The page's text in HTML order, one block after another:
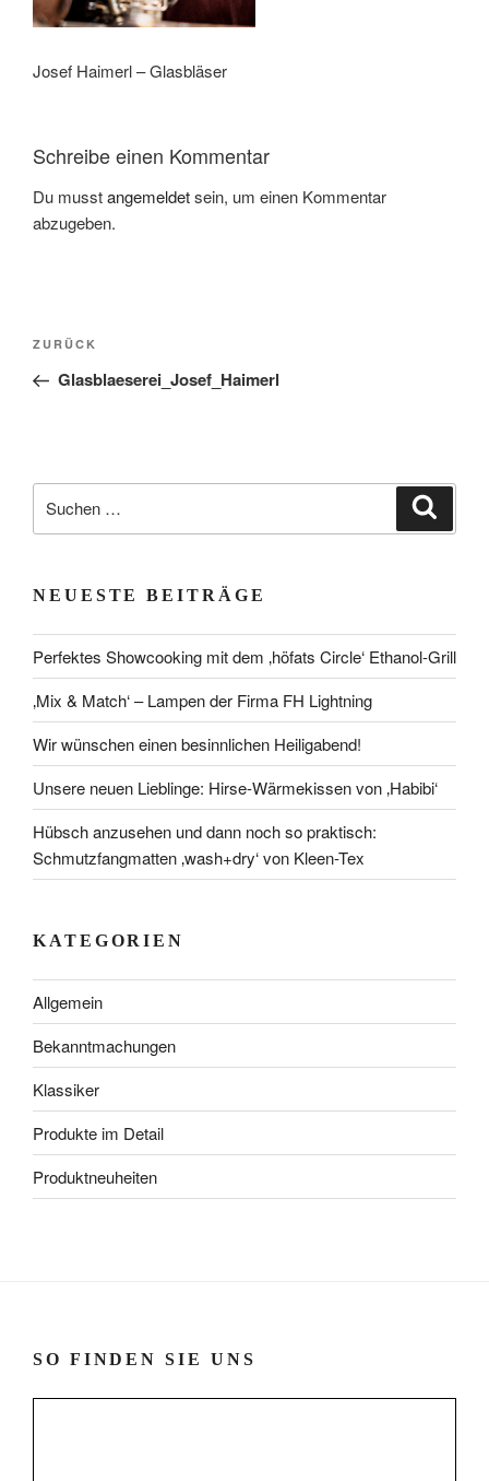
Josef Haimerl – Glasbläser
Schreibe einen Kommentar
Du musstangemeldetsein, um einen Kommentar
abzugeben.
Beitragsnavigation
Vorheriger
Beitrag
ZURÜCK
Glasblaeserei_Josef_Haimerl
nach:
NEUESTE BEITRÄGE
Perfektes Showcooking mit dem ‚höfats Circle‘ Ethanol-Grill
‚Mix & Match‘ – Lampen der Firma FH Lightning
Wir wünschen einen besinnlichen Heiligabend!
Unsere neuen Lieblinge: Hirse-Wärmekissen von ‚Habibi‘
Hübsch anzusehen und dann noch so praktisch:
Schmutzfangmatten ‚wash+dry‘ von Kleen-Tex
KATEGORIEN
Allgemein
Bekanntmachungen
Klassiker
Produkte im Detail
Produktneuheiten
SO FINDEN SIE UNS